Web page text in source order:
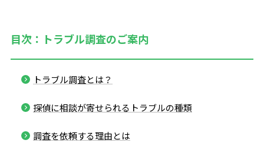
目次：トラブル調査のご案内
トラブル調査とは？
探偵に相談が寄せられるトラブルの種類
調査を依頼する理由とは